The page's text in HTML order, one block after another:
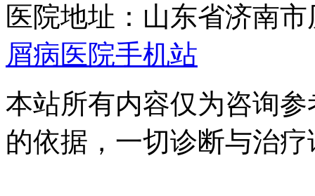
医院地址：山东省济南
屑病医院手机站
本站所有内容仅为咨询
的依据，一切诊断与治